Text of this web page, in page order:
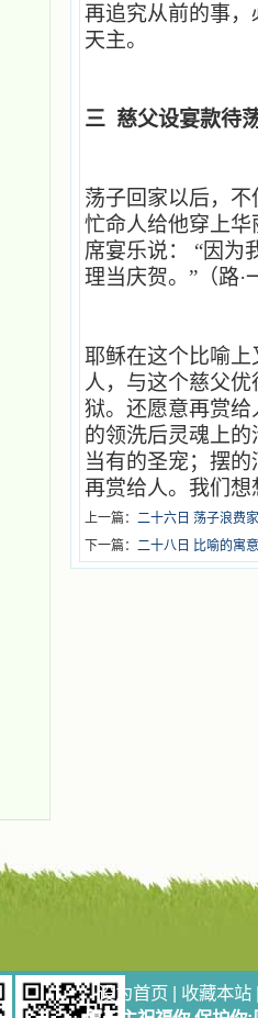
再追究从前的事
天主。
三 慈父设宴款待
荡子回家以后，
忙命人给他穿上
席宴乐说： “因为
理当庆贺。”（路·
耶稣在这个比喻
人，与这个慈父
狱。还愿意再赏
的领洗后灵魂上
当有的圣宠；摆
再赏给人。我们
上一篇： 二十六日 荡子浪费
下一篇： 二十八日 比喻的寓意
设为首页 | 收藏本站